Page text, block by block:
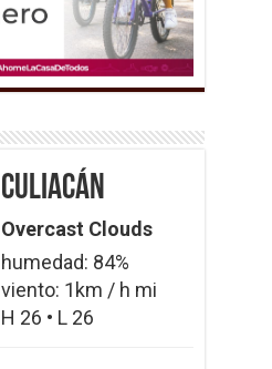
Culiacán
Overcast Clouds
humedad: 84%
viento: 1km / h mi
H 26 • L 26